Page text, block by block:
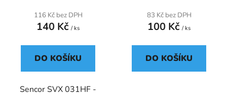
116 Kč bez DPH
140 Kč / ks
DO KOŠÍKU
Sencor SVX 031HF -
83 Kč bez DPH
100 Kč / ks
DO KOŠÍKU